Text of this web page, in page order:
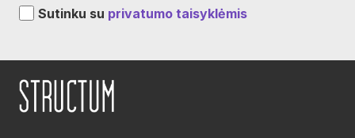
Sutinku su privatumo taisyklėmis